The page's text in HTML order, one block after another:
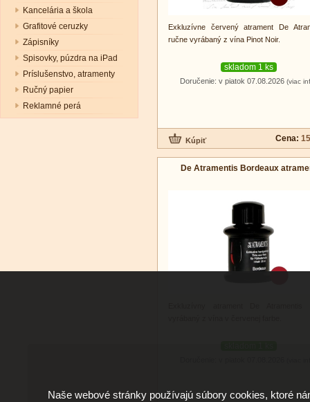
Kancelária a škola
Grafitové ceruzky
Zápisníky
Spisovky, púzdra na iPad
Príslušenstvo, atramenty
Ručný papier
Reklamné perá
Exkluzívne červený atrament De
ručne vyrábaný z vína Pinot Noir.
skladom 1 ks
Doručenie: v piatok 07.08.2026(viac
Cena:
De Atramentis Bordeaux
Naše webové stránky používajú súbory cookies, ktoré